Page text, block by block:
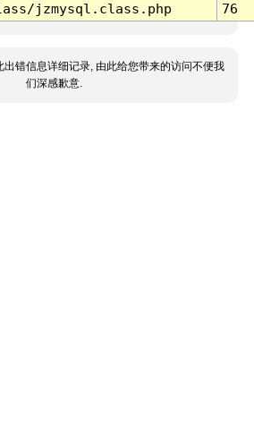
jzmysql.class.php 76
出错信息详细记录, 由此给您带来的访问不便我
们深感歉意.